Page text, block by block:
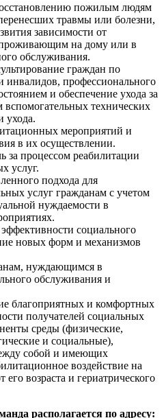
пожилым людям
травмы или болезни,
зависимости от
на дому или в
обслуживания.
граждан по
инвалидов, профессионального
и обеспечение ухода за
технических
ухода.
мероприятий и
в их осуществлении.
за процессом реабилитации
услуг.
подхода для
услуг гражданам с учетом
нуждаемости в
социального
новых форм и механизмов
нуждающимся в
обслуживания и
благоприятных и комфортных
получателей социальных
среды (физические,
и социальные),
собой и имеющих
воздействие на
его возраста и гериатрического
располагается по адресу: